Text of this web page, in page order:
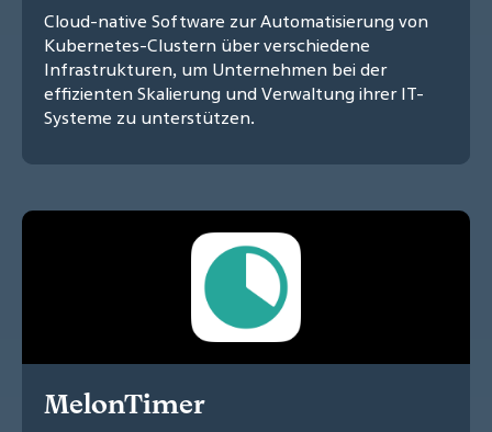
Cloud-native Software zur Automatisierung von
Kubernetes-Clustern über verschiedene
Infrastrukturen, um Unternehmen bei der
effizienten Skalierung und Verwaltung ihrer IT-
Systeme zu unterstützen.
MelonTimer